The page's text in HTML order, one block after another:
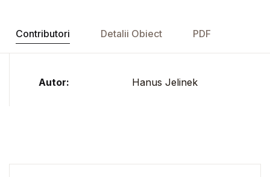
Contributori Detalii Obiect PDF
Autor: Hanus Jelinek